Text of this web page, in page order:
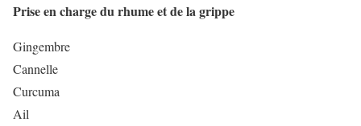
Prise en charge du rhume et de la grippe
Gingembre
Cannelle
Curcuma
Ail